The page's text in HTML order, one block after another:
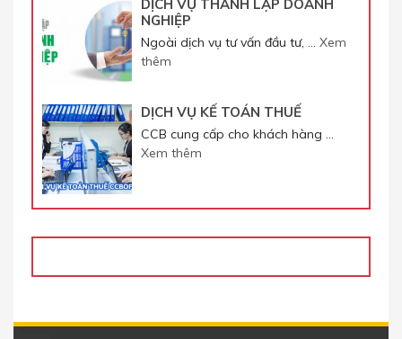
DỊCH VỤ THÀNH LẬP DOANH
NGHIỆP
Ngoài dịch vụ tư vấn đầu tư, … Xem
thêm
DỊCH VỤ KẾ TOÁN THUẾ
CCB cung cấp cho khách hàng …
Xem thêm